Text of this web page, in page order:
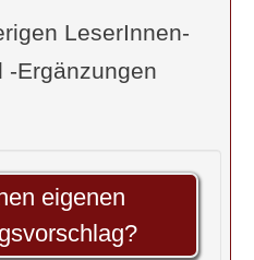
Feuerstein
mit
dass
der Auflösung der
der drei Guna
LeserInnen-
-Ergänzungen
eigenen